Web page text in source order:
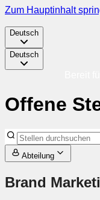
Zum Hauptinhalt
Deutsch
Deutsch
Offene
Abteilung
Brand